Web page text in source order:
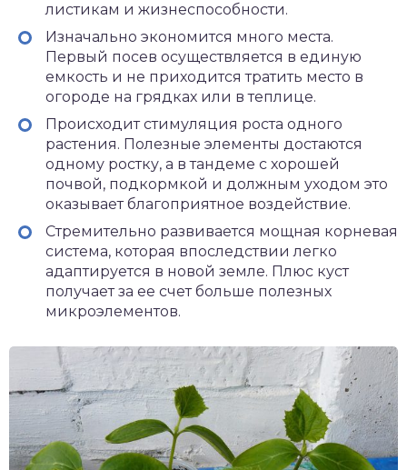
листикам и жизнеспособности.
Изначально экономится много места.
Первый посев осуществляется в единую
емкость и не приходится тратить место в
огороде на грядках или в теплице.
Происходит стимуляция роста одного
растения. Полезные элементы достаются
одному ростку, а в тандеме с хорошей
почвой, подкормкой и должным уходом это
оказывает благоприятное воздействие.
Стремительно развивается мощная корневая
система, которая впоследствии легко
адаптируется в новой земле. Плюс куст
получает за ее счет больше полезных
микроэлементов.